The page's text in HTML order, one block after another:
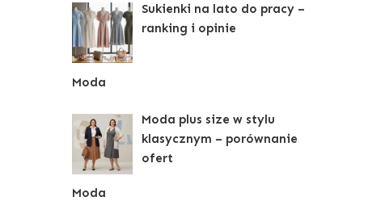
Sukienki na lato do pracy –
ranking i opinie
Moda
Moda plus size w stylu
klasycznym – porównanie
ofert
Moda